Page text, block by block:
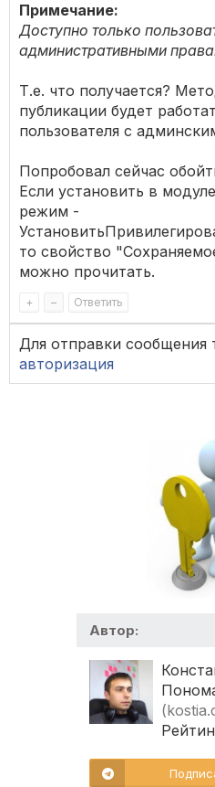
Примечание:
Доступно только
административными
Т.е. что получается?
публикации будет
пользователя с
Попробовал сейчас
Если установить в
режим -
то свойство
можно прочитать.
+ – Ответить
Для отправки сообщения
авторизация
Автор: